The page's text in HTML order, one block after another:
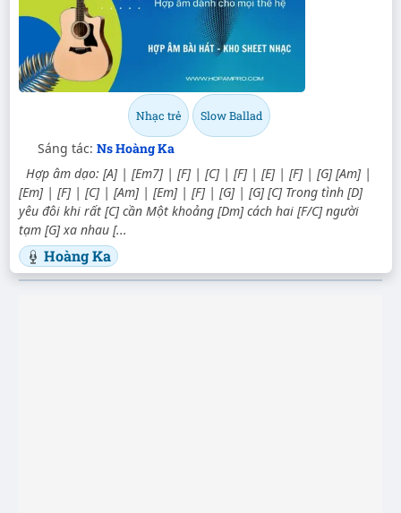
Nhạc trẻ Slow Ballad
Sáng tác: Ns Hoàng Ka
Hợp âm dạo: [A] | [Em7] | [F] | [C] | [F] | [E] | [F] | [G] [Am] |
[Em] | [F] | [C] | [Am] | [Em] | [F] | [G] | [G] [C] Trong tình [D]
yêu đôi khi rất [C] cần Một khoảng [Dm] cách hai [F/C] người
tạm [G] xa nhau [...
Hoàng Ka